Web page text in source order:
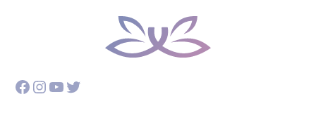
Facebook
Instagram
YouTube
Twitter